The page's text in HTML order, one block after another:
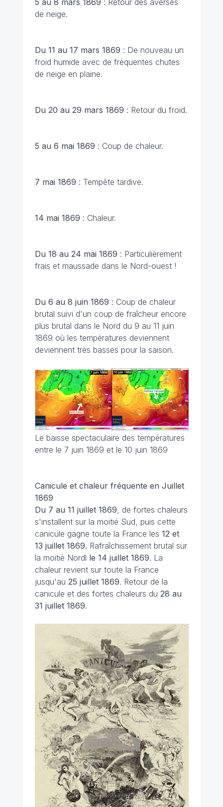
de neige.
Du 11 au 17 mars 1869 : De nouveau un
froid humide avec de fréquentes chutes
de neige en plaine.
Du 20 au 29 mars 1869 : Retour du froid.
5 au 6 mai 1869 : Coup de chaleur.
7 mai 1869 : Tempête tardive.
14 mai 1869 : Chaleur.
Du 18 au 24 mai 1869 : Particulièrement
frais et maussade dans le Nord-ouest !
Du 6 au 8 juin 1869 : Coup de chaleur
brutal suivi d'un coup de fraîcheur encore
plus brutal dans le Nord du 9 au 11 juin
1869 où les températures deviennent
deviennent très basses pour la saison.
Le baisse spectaculaire des températures
entre le 7 juin 1869 et le 10 juin 1869
Canicule et chaleur fréquente en Juillet
1869
Du 7 au 11 juillet 1869, de fortes chaleurs
s'installent sur la moitié Sud, puis cette
canicule gagne toute la France les 12 et
13 juillet 1869. Rafraîchissement brutal sur
la moitié Nordl le 14 juillet 1869. La
chaleur revient sur toute la France
jusqu'au 25 juillet 1869. Retour de la
canicule et des fortes chaleurs du 28 au
31 juillet 1869.